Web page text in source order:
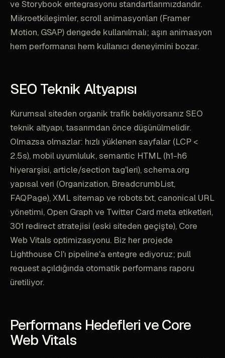
ve Storybook entegrasyonu standartlarımızdandır.
Mikroetkileşimler, scroll animasyonları (Framer
Motion, GSAP) dengede kullanılmalı; aşırı animasyon
hem performansı hem kullanıcı deneyimini bozar.
SEO Teknik Altyapısı
Kurumsal siteden organik trafik bekliyorsanız SEO
teknik altyapı, tasarımdan önce düşünülmelidir.
Olmazsa olmazlar: hızlı yüklenen sayfalar (LCP <
2.5s), mobil uyumluluk, semantic HTML (h1-h6
hiyerarşisi, article/section tag'leri), schema.org
yapısal veri (Organization, BreadcrumbList,
FAQPage), XML sitemap ve robots.txt, canonical URL
yönetimi, Open Graph ve Twitter Card meta etiketleri,
301 redirect stratejisi (eski siteden geçişte), Core
Web Vitals optimizasyonu. Biz her projede
Lighthouse CI'ı pipeline'a entegre ediyoruz; pull
request açıldığında otomatik performans raporu
üretiliyor.
Performans Hedefleri ve Core
Web Vitals